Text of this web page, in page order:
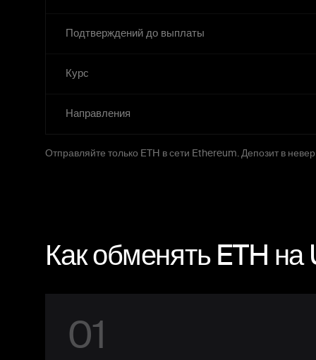
Подтверждений до выплаты
Курс
Направления
Отправляйте только ETH в сети Ethereum. Депозит в
Как обменять ETH на
01